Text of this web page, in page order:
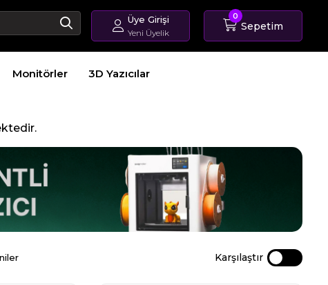
Üye Girişi
Yeni Üyelik
Üye Ol
0
Sepetim
Monitörler 3D Yazıcılar
Karşılaştır